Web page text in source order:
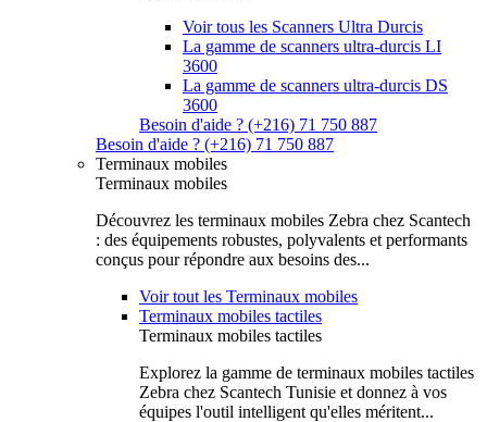
Voir tous les Scanners Ultra Durcis
La gamme de scanners ultra-durcis LI
3600
La gamme de scanners ultra-durcis DS
3600
Besoin d'aide ? (+216) 71 750 887
Besoin d'aide ? (+216) 71 750 887
Terminaux mobiles
Terminaux mobiles
Découvrez les terminaux mobiles Zebra chez Scantech
: des équipements robustes, polyvalents et performants
conçus pour répondre aux besoins des...
Voir tout les Terminaux mobiles
Terminaux mobiles tactiles
Terminaux mobiles tactiles
Explorez la gamme de terminaux mobiles tactiles
Zebra chez Scantech Tunisie et donnez à vos
équipes l'outil intelligent qu'elles méritent...